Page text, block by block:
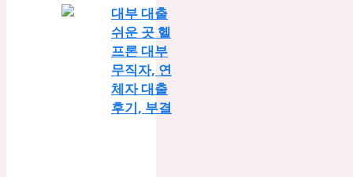
대부 대출
쉬운 곳 헬
프론 대부
무직자, 연
체자 대출
후기, 부결